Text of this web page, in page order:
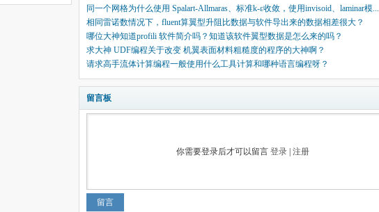
同一个网格为什么使用 Spalart-Allmaras、标准k-ε收敛，使用invisoid、laminar模...
相同雷诺数情况下，fluent算翼型升阻比数据与软件导出来的数据相差很大？
哪位大神知道profili 软件简介吗？知道该软件翼型数据是怎么来的吗？
求大神 UDF编程关于改变 机翼表面材料粗糙度的程序的大神啊？
请求高手流体计算编程一般使用什么工具计算和哪种语言编程呀？
留言板
你需要登录后才可以留言 登录| 注册
留言